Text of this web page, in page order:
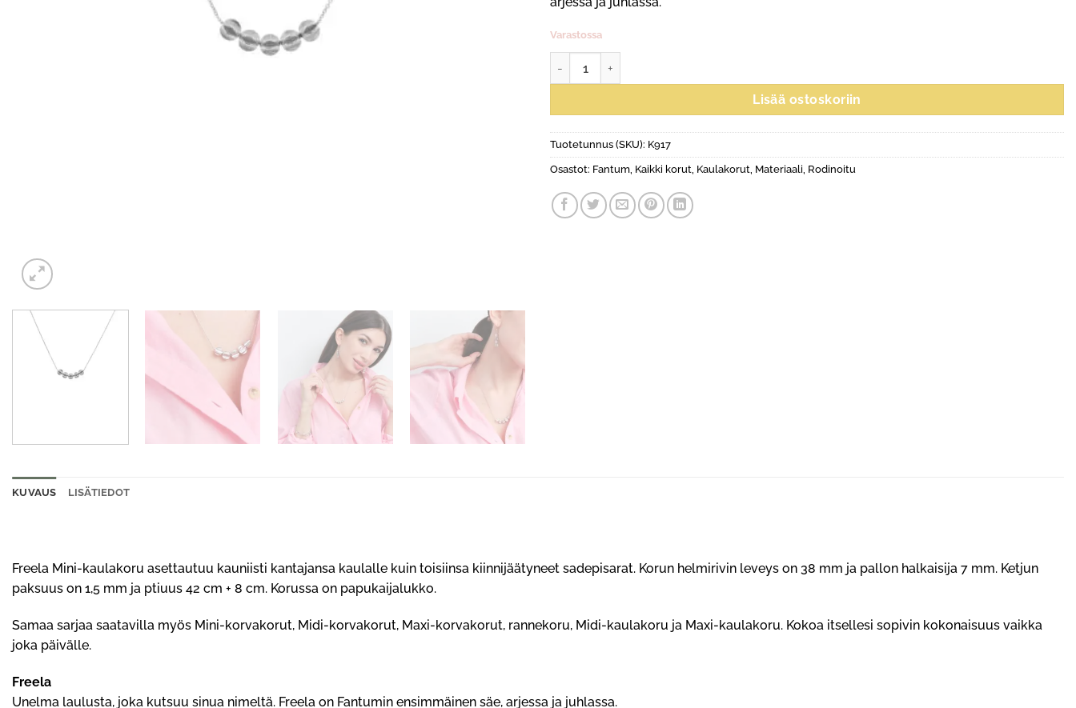
Varastossa
Lisää ostoskoriin
Tuotetunnus (SKU): K917
Osastot: Fantum Kaikki korut Kaulakorut Materiaali Rodinoitu
KUVAUS LISÄTIEDOT
Freela Mini-kaulakoru asettautuu kauniisti kantajansa kaulalle kuin toisiinsa kiinnijäätyneet sadepisarat. Korun helmirivin leveys on 38 mm ja pallon halkaisija 7 mm. Ketjun
paksuus on 1,5 mm ja ptiuus 42 cm + 8 cm. Korussa on papukaijalukko.
Samaa sarjaa saatavilla myös Mini-korvakorut, Midi-korvakorut, Maxi-korvakorut, rannekoru, Midi-kaulakoru ja Maxi-kaulakoru. Kokoa itsellesi sopivin kokonaisuus vaikka
joka päivälle.
Freela
Unelma laulusta, joka kutsuu sinua nimeltä. Freela on Fantumin ensimmäinen säe, arjessa ja juhlassa.